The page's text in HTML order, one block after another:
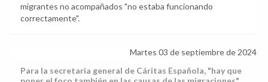
migrantes no acompañados "no estaba funcionando
correctamente".
Martes 03 de septiembre de 2024
Para la secretaria general de Cáritas Española, "hay que